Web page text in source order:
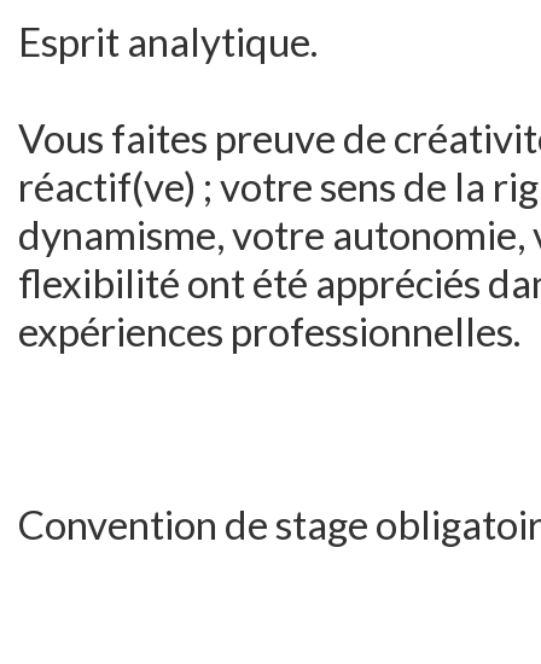
Esprit analytique.
Vous faites preuve de
réactif(ve) ; votre sens de la
dynamisme, votre
flexibilité ont été appréciés
expériences professionnelles.
Convention de stage